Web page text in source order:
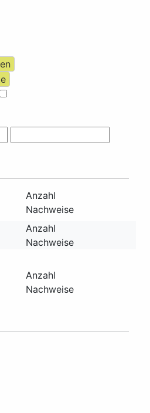
Anzahl
Nachweise
Anzahl
Nachweise
Anzahl
Nachweise